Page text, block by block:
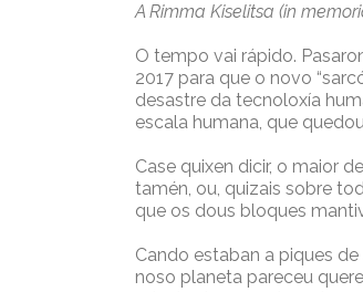
A Rimma Kiselitsa (in
O tempo vai rápido.
2017 para que o novo
desastre da tecnoloxía
escala humana, que
Case quixen dicir, o maior
tamén, ou, quizais sobre
que os dous bloques
Cando estaban a piques
noso planeta pareceu